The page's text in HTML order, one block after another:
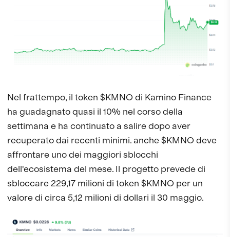
Nel frattempo, il token $KMNO di Kamino Finance
ha guadagnato quasi il 10% nel corso della
settimana e ha continuato a salire dopo aver
recuperato dai recenti minimi. anche $KMNO deve
affrontare uno dei maggiori sblocchi
dell'ecosistema del mese. Il progetto prevede di
sbloccare 229,17 milioni di token $KMNO per un
valore di circa 5,12 milioni di dollari il 30 maggio.